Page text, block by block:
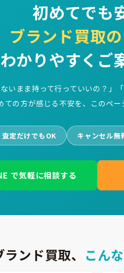
初めてでも
ブランド買取
わかりやすくご
ないまま持って行っていいの？」
ての方が感じる不安を、このペー
査定だけでもOK キャンセル無
で気軽に相談する
ンド買取、 こん